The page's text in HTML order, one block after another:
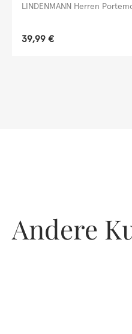
LINDENMANN Herren
Regulärer Preis:
39,99 €
Andere